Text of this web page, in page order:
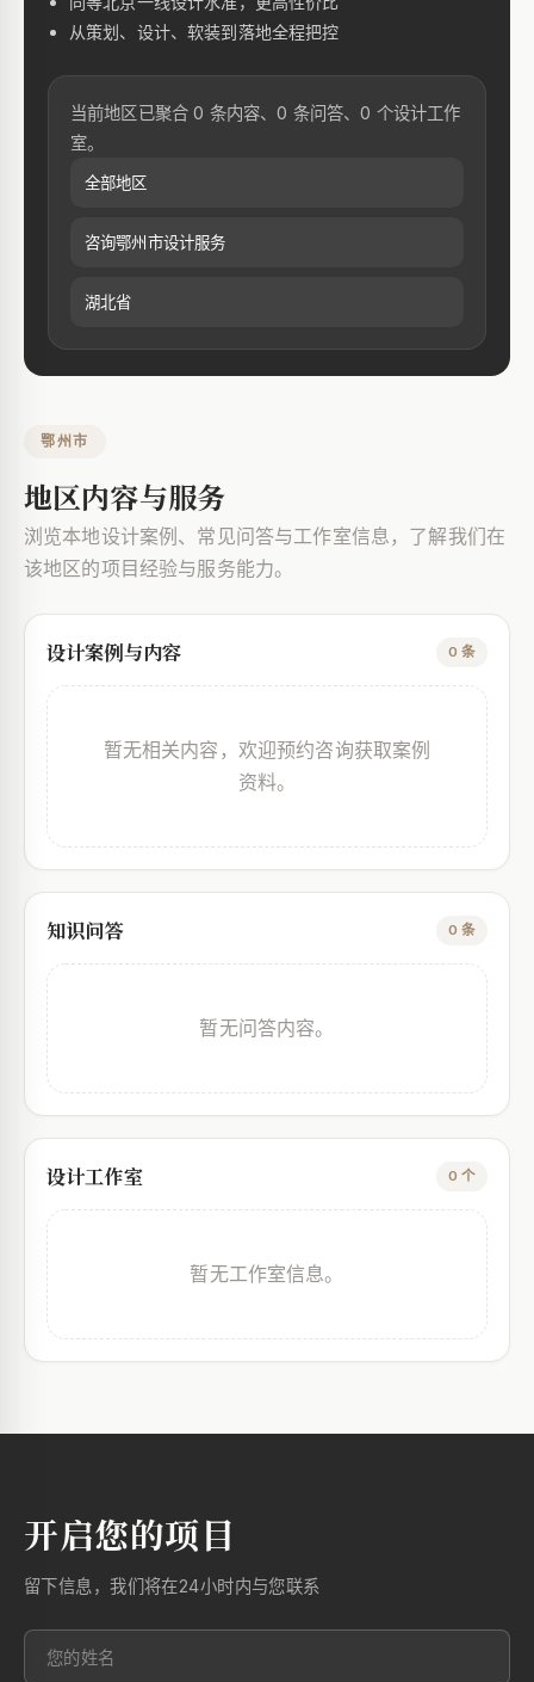
从策划、设计、软装到落地全程把控
当前地区已聚合 0 条内容、0 条问答、0 个设计工作
室。
全部地区
咨询鄂州市设计服务
湖北省
鄂州市
地区内容与服务
浏览本地设计案例、常见问答与工作室信息，了解我们在
该地区的项目经验与服务能力。
设计案例与内容 0 条
暂无相关内容，欢迎预约咨询获取案例
资料。
知识问答 0 条
暂无问答内容。
设计工作室 0 个
暂无工作室信息。
开启您的项目
留下信息，我们将在24小时内与您联系